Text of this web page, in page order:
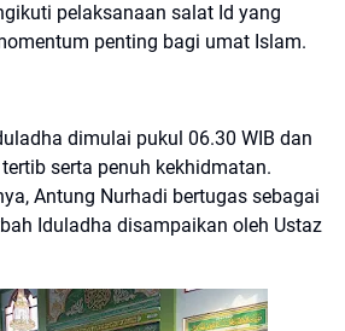
pelaksanaan salat Id yang
penting bagi umat Islam.
dimulai pukul 06.30 WIB dan
serta penuh kekhidmatan.
Antung Nurhadi bertugas sebagai
Iduladha disampaikan oleh Ustaz